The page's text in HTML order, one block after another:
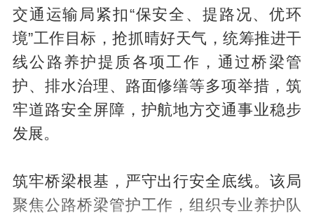
交通运输局紧扣“保安全、提路况、优环
境”工作目标，抢抓晴好天气，统筹推进干
线公路养护提质各项工作，通过桥梁管
护、排水治理、路面修缮等多项举措，筑
牢道路安全屏障，护航地方交通事业稳步
发展。
筑牢桥梁根基，严守出行安全底线。该局
聚焦公路桥梁管护工作，组织专业养护队